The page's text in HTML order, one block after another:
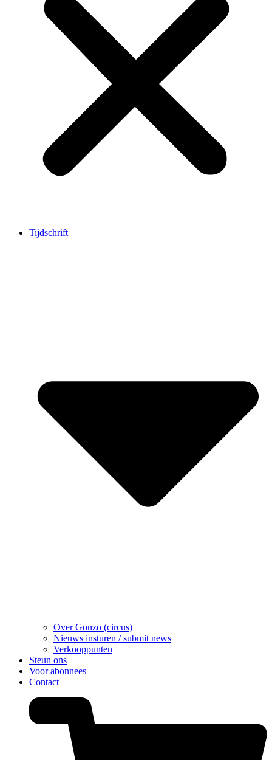
Tijdschrift
Over Gonzo (circus)
Nieuws insturen / submit news
Verkooppunten
Steun ons
Voor abonnees
Contact